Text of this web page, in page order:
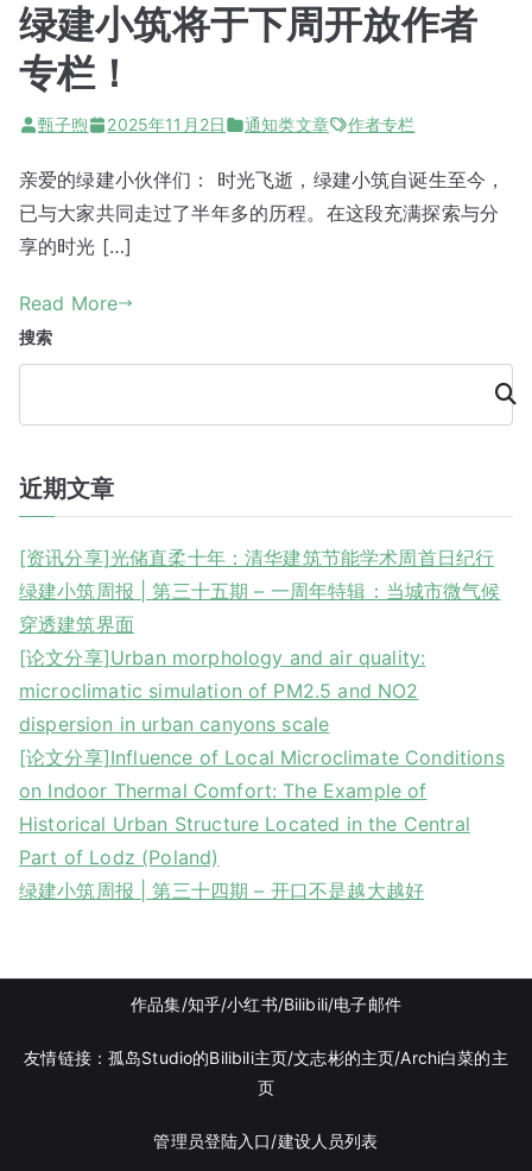
绿建小筑将于下周开放作者
专栏！
甄子煦 2025年11月2日 通知类文章 作者专栏
亲爱的绿建小伙伴们： 时光飞逝，绿建小筑自诞生至今，
已与大家共同走过了半年多的历程。在这段充满探索与分
享的时光 […]
Read More
搜索
搜
索
近期文章
[资讯分享]光储直柔十年：清华建筑节能学术周首日纪行
绿建小筑周报 | 第三十五期 – 一周年特辑：当城市微气候
穿透建筑界面
[论文分享]Urban morphology and air quality:
microclimatic simulation of PM2.5 and NO2
dispersion in urban canyons scale
[论文分享]Influence of Local Microclimate Conditions
on Indoor Thermal Comfort: The Example of
Historical Urban Structure Located in the Central
Part of Lodz (Poland)
绿建小筑周报 | 第三十四期 – 开口不是越大越好
作品集/知乎/小红书/Bilibili/电子邮件
友情链接：孤岛Studio的Bilibili主页/文志彬的主页/Archi白菜的主
页
管理员登陆入口/建设人员列表